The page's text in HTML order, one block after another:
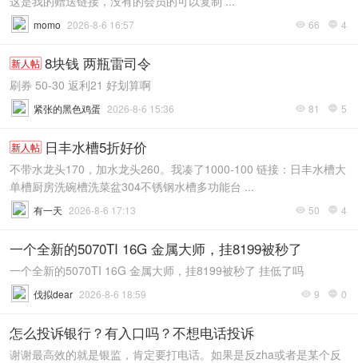
 66  4
momo 2026-8-6 16:57
新人帖 8块钱 两瓶雷司令
刷券 50-30 返利21 好划算啊
 81  5
紧张的黑色鸡蛋 2026-8-6 15:36
新人帖 日丰水槽5折好价
不带水龙头170，加水龙头260。我凑了1000-100 链接：日丰水槽大
单槽厨房洗碗槽洗菜盆304不锈钢水槽多功能台 ...
 50  4
有一天 2026-8-6 17:13
一个全新的5070TI 16G 金属大师，挂8199被秒了
一个全新的5070TI 16G 金属大师，挂8199被秒了 挂低了吗
 9  0
伐拟dear 2026-8-6 18:59
怎么投诉银行？有入口吗？不想电话投诉
谢谢最高效的就是银监，肯定要打电话。如果是反zha或者是某个反